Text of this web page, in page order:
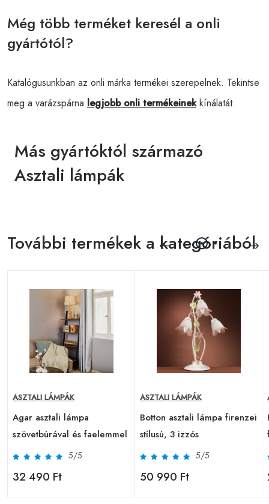
Még több terméket keresél a onli
gyártótól?
Katalógusunkban az onli márka termékei szerepelnek. Tekintse
meg a varázspárna legjobb onli termékeinekkínálatát.
Más gyártóktól származó
Asztali lámpák
További termékek a kategóriából
ASZTALI LÁMPÁK
Agar asztali lámpa
szövetbúrával és faelemmel
5/5
32 490 Ft
ASZTALI LÁMPÁK
Botton asztali lámpa firenzei
stílusú, 3 izzós
5/5
50 990 Ft